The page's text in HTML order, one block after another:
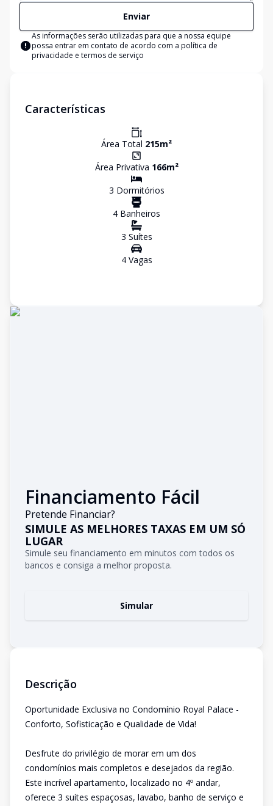
Enviar
As informações serão utilizadas para que a nossa equipe
possa entrar em contato de acordo com a política de
privacidade e termos de serviço
Características
Área Total 215m²
Área Privativa 166m²
3 Dormitórios
4 Banheiros
3 Suítes
4Vagas
Financiamento Fácil
Pretende Financiar?
SIMULE AS MELHORES TAXAS EM UM SÓ
LUGAR
Simule seu financiamento em minutos com todos os
bancos e consiga a melhor proposta.
Simular
Descrição
Oportunidade Exclusiva no Condomínio Royal Palace -
Conforto, Sofisticação e Qualidade de Vida!
Desfrute do privilégio de morar em um dos
condomínios mais completos e desejados da região.
Este incrível apartamento, localizado no 4º andar,
oferece 3 suítes espaçosas, lavabo, banho de serviço e